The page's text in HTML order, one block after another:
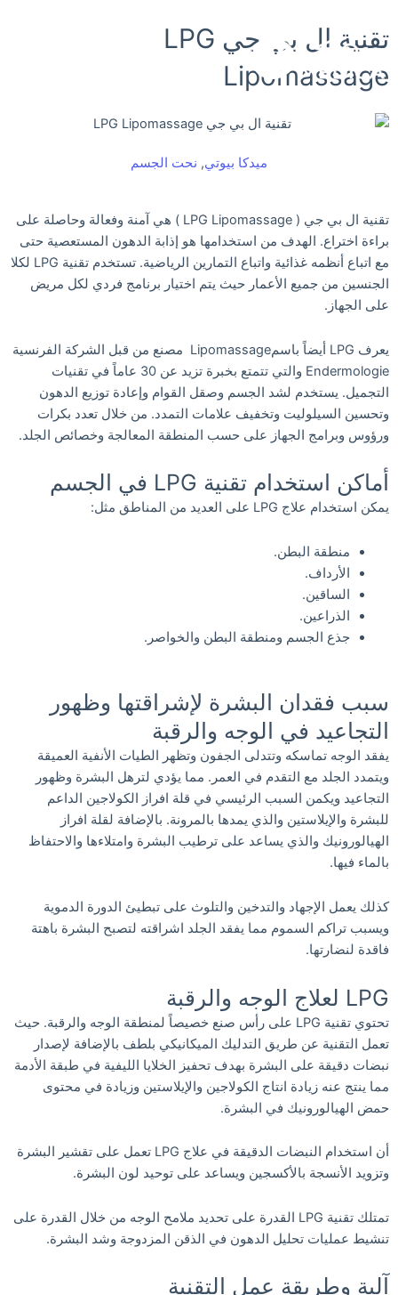
إلى
المحتوى
تقنية ال بي جي LPG
Lipomassage
ميدكا بيوتي, نحت الجسم
تقنية ال بي جي ( LPG Lipomassage ) هي آمنة وفعالة وحاصلة على
براءة اختراع. الهدف من استخدامها هو إذابة الدهون المستعصية حتى
مع اتباع أنظمه غذائية واتباع التمارين الرياضية. تستخدم تقنية LPG لكلا
الجنسين من جميع الأعمار حيث يتم اختيار برنامج فردي لكل مريض
على الجهاز.
يعرف LPG أيضاً باسمLipomassage مصنع من قبل الشركة الفرنسية
Endermologie والتي تتمتع بخبرة تزيد عن 30 عاماً في تقنيات
التجميل. يستخدم لشد الجسم وصقل القوام وإعادة توزيع الدهون
وتحسين السيلوليت وتخفيف علامات التمدد. من خلال تعدد بكرات
ورؤوس وبرامج الجهاز على حسب المنطقة المعالجة وخصائص الجلد.
أماكن استخدام تقنية LPG في الجسم
يمكن استخدام علاج LPG على العديد من المناطق مثل:
منطقة البطن.
الأرداف.
الساقين.
الذراعين.
جذع الجسم ومنطقة البطن والخواصر.
سبب فقدان البشرة لإشراقتها وظهور
التجاعيد في الوجه والرقبة
يفقد الوجه تماسكه وتتدلى الجفون وتظهر الطيات الأنفية العميقة
ويتمدد الجلد مع التقدم في العمر. مما يؤدي لترهل البشرة وظهور
التجاعيد ويكمن السبب الرئيسي في قلة افراز الكولاجين الداعم
للبشرة والإيلاستين والذي يمدها بالمرونة. بالإضافة لقلة افراز
الهيالورونيك والذي يساعد على ترطيب البشرة وامتلاءها والاحتفاظ
بالماء فيها.
كذلك يعمل الإجهاد والتدخين والتلوث على تبطيئ الدورة الدموية
ويسبب تراكم السموم مما يفقد الجلد اشراقته لتصبح البشرة باهتة
فاقدة لنضارتها.
LPG لعلاج الوجه والرقبة
تحتوي تقنية LPG على رأس صنع خصيصاً لمنطقة الوجه والرقبة. حيث
تعمل التقنية عن طريق التدليك الميكانيكي بلطف بالإضافة لإصدار
نبضات دقيقة على البشرة بهدف تحفيز الخلايا الليفية في طبقة الأدمة
مما ينتج عنه زيادة انتاج الكولاجين والإيلاستين وزيادة في محتوى
حمض الهيالورونيك في البشرة.
أن استخدام النبضات الدقيقة في علاج LPG تعمل على تقشير البشرة
وتزويد الأنسجة بالأكسجين ويساعد على توحيد لون البشرة.
تمتلك تقنية LPG القدرة على تحديد ملامح الوجه من خلال القدرة على
تنشيط عمليات تحليل الدهون في الذقن المزدوجة وشد البشرة.
آلية وطريقة عمل التقنية